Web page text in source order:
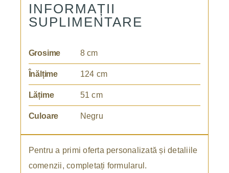
INFORMAȚII
SUPLIMENTARE
Grosime 8 cm
Înălțime 124 cm
Lățime 51 cm
Culoare Negru
Pentru a primi oferta personalizată și detaliile
comenzii, completați formularul.